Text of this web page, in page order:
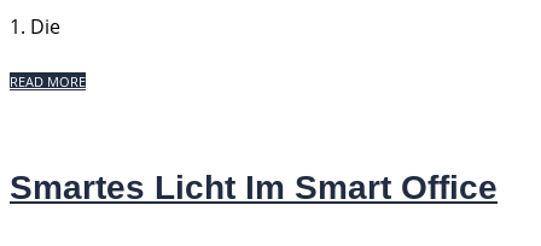
1. Die
READ MORE
Smartes Licht Im Smart Office